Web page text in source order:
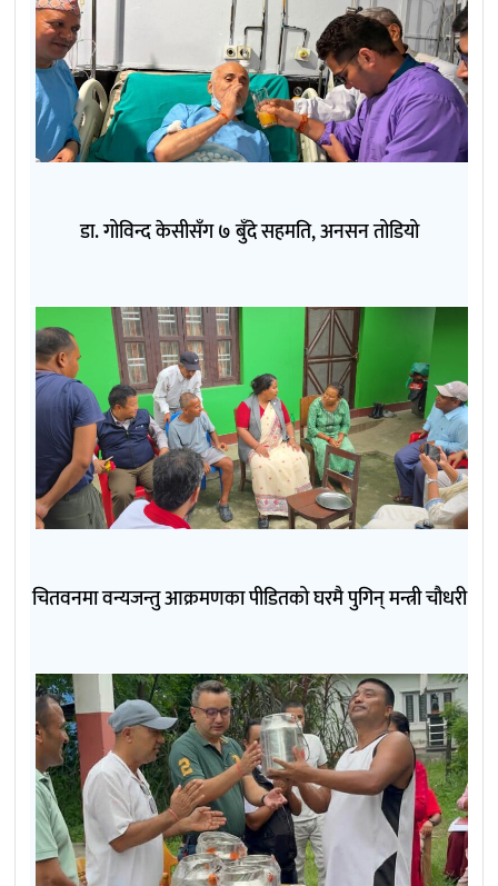
डा. गोविन्द केसीसँग ७ बुँदे सहमति, अनसन तोडियो
चितवनमा वन्यजन्तु आक्रमणका पीडितको घरमै पुगिन् मन्त्री चौधरी